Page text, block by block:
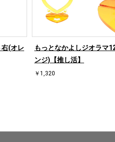
(オレ
もっとなかよしジオラマ
ンジ)【推し活】
￥1,320